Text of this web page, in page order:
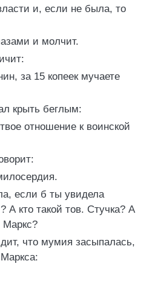
и, если не была, то
и молчит.
за 15 копеек мучаете
крыть беглым:
отношение к воинской
если б ты увидела
А кто такой тов. Стучка? А
Маркс?
что мумия засыпалась,